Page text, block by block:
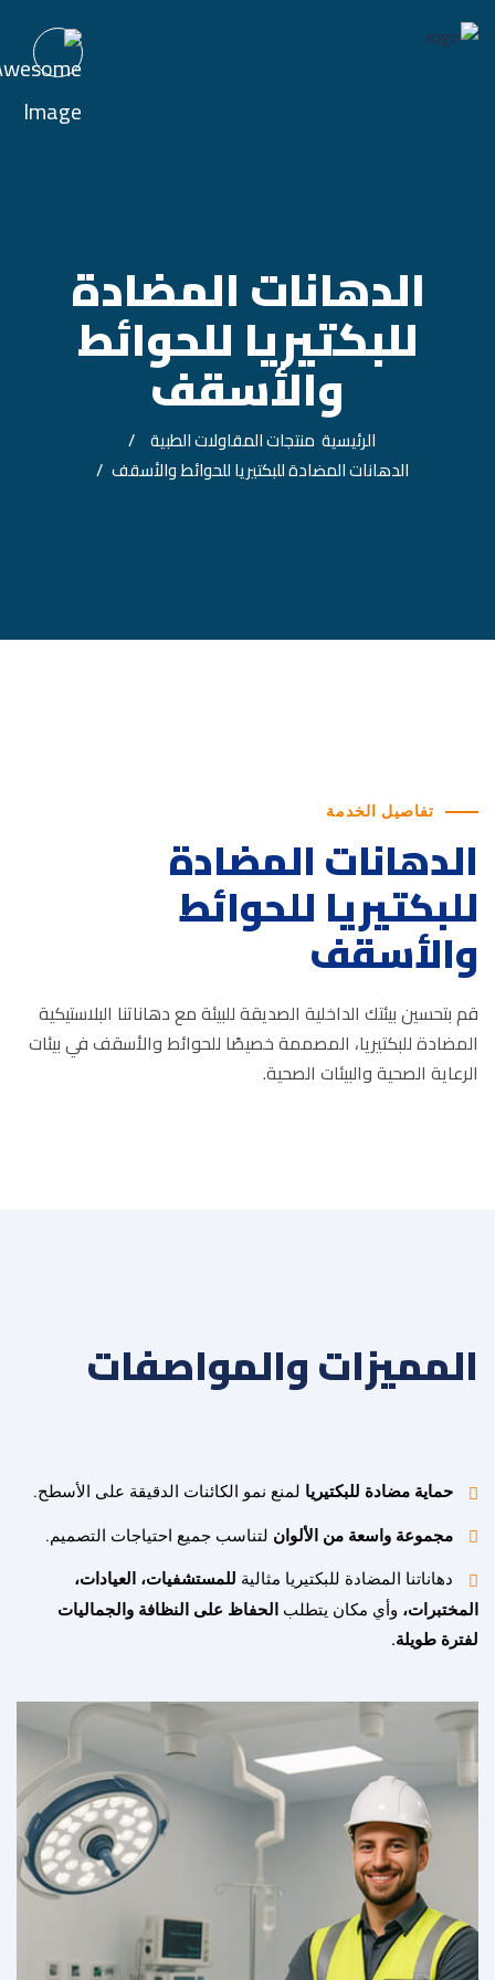
الدهانات المضادة
للبكتيريا للحوائط
والأسقف
الرئيسية منتجات المقاولات الطبية
الدهانات المضادة للبكتيريا للحوائط والأسقف
تفاصيل الخدمة
الدهانات المضادة
للبكتيريا للحوائط
والأسقف
قم بتحسين بيئتك الداخلية الصديقة للبيئة مع دهاناتنا البلاستيكية
المضادة للبكتيريا، المصممة خصيصًا للحوائط والأسقف في بيئات
الرعاية الصحية والبيئات الصحية.
المميزات والمواصفات
حماية مضادة للبكتيريا لمنع نمو الكائنات الدقيقة على الأسطح.
مجموعة واسعة من الألوان لتناسب جميع احتياجات التصميم.
دهاناتنا المضادة للبكتيريا مثالية للمستشفيات، العيادات،
المختبرات، وأي مكان يتطلب الحفاظ على النظافة والجماليات
لفترة طويلة.